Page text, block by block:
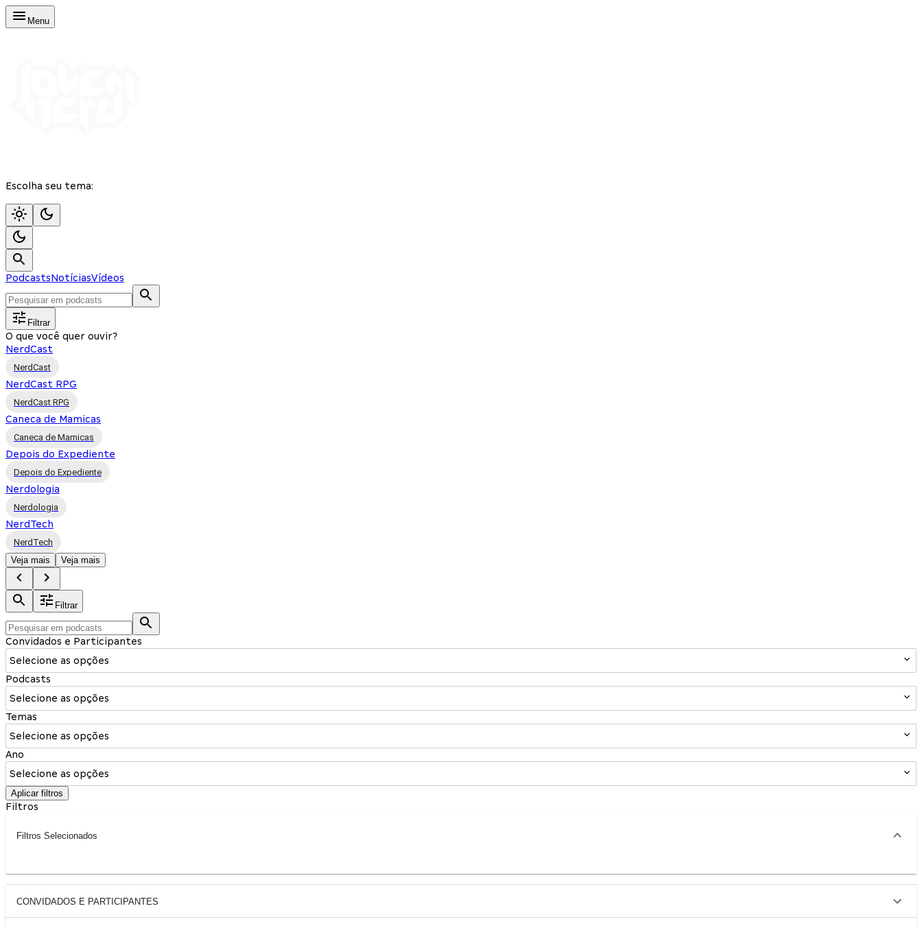
Menu
Escolha seu tema:
PodcastsNotíciasVídeos
Filtrar
O que você quer ouvir?
NerdCast
NerdCast
NerdCast RPG
NerdCast RPG
Caneca de Mamicas
Caneca de Mamicas
Depois do Expediente
Depois do Expediente
Nerdologia
Nerdologia
NerdTech
NerdTech
Veja mais
Veja mais
Filtrar
Convidados e Participantes
Selecione as opções
Podcasts
Selecione as opções
Temas
Selecione as opções
Ano
Selecione as opções
Aplicar filtros
Filtros
Filtros Selecionados
CONVIDADOS E PARTICIPANTES